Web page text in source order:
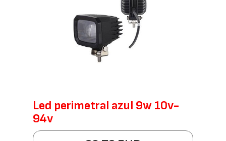
Led perimetral azul 9w 10v-
94v